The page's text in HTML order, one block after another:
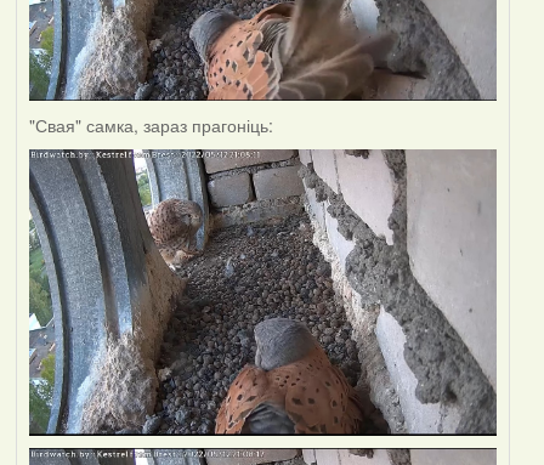
"Свая" самка, зараз прагоніць: